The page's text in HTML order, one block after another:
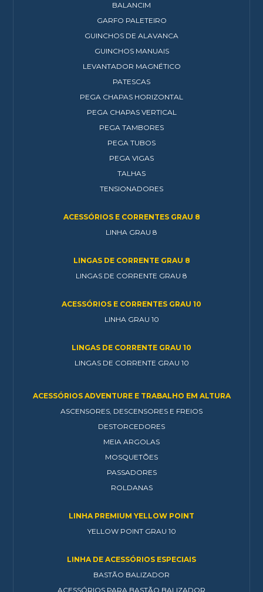
BALANCIM
GARFO PALETEIRO
GUINCHOS DE ALAVANCA
GUINCHOS MANUAIS
LEVANTADOR MAGNÉTICO
PATESCAS
PEGA CHAPAS HORIZONTAL
PEGA CHAPAS VERTICAL
PEGA TAMBORES
PEGA TUBOS
PEGA VIGAS
TALHAS
TENSIONADORES
ACESSÓRIOS E CORRENTES GRAU 8
LINHA GRAU 8
LINGAS DE CORRENTE GRAU 8
LINGAS DE CORRENTE GRAU 8
ACESSÓRIOS E CORRENTES GRAU 10
LINHA GRAU 10
LINGAS DE CORRENTE GRAU 10
LINGAS DE CORRENTE GRAU 10
ACESSÓRIOS ADVENTURE E TRABALHO EM ALTURA
ASCENSORES, DESCENSORES E FREIOS
DESTORCEDORES
MEIA ARGOLAS
MOSQUETÕES
PASSADORES
ROLDANAS
LINHA PREMIUM YELLOW POINT
YELLOW POINT GRAU 10
LINHA DE ACESSÓRIOS ESPECIAIS
BASTÃO BALIZADOR
ACESSÓRIOS PARA BASTÃO BALIZADOR